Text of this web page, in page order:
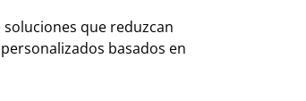
que reduzcan
basados en